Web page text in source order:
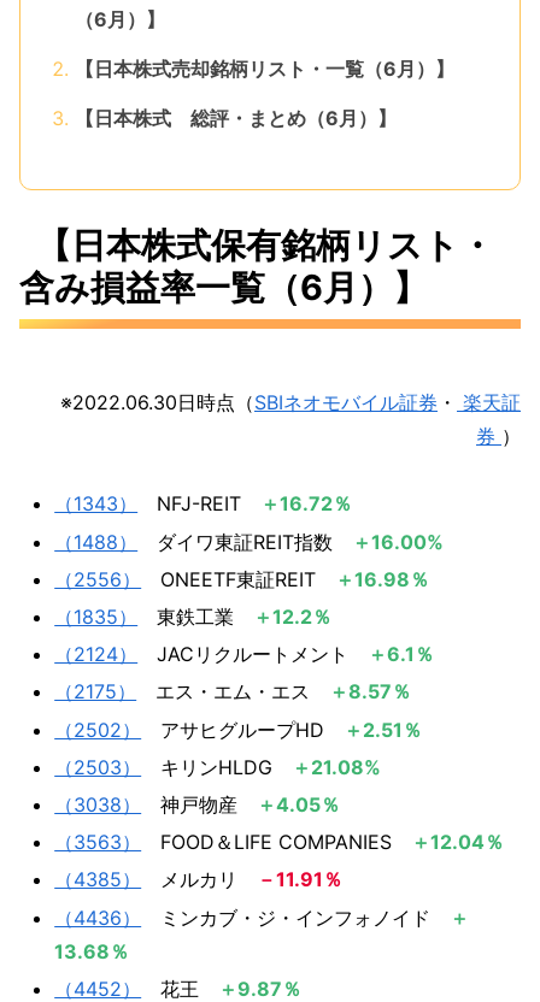
（6月）】
【日本株式売却銘柄リスト・一覧（6月）】
【日本株式 総評・まとめ（6月）】
【日本株式保有銘柄リスト・
含み損益率一覧（6月）】
※2022.06.30日時点（SBIネオモバイル証券 ・ 楽天証
券 ）
（1343） ​ NFJ-REIT
＋16.72％​​​​​
（1488）
​ ダイワ東証REIT指数
＋16.00%​
（2556）
​ONEETF東証REIT
＋16.98％​
（1835）
東鉄工業
＋12.2％
（2124）
JACリクルートメント
＋6.1％
（2175）
エス・エム・エス
＋8.57％
（2502）
アサヒグループHD
＋2.51％
（2503）
​ キリンHLDG
＋21.08%​​​​​​​​​​​
（3038）
神戸物産
＋4.05％
（3563）
FOOD＆LIFE COMPANIES
＋12.04％
（4385）
メルカリ
－11.91％
（4436）
ミンカブ・ジ・インフォノイド
＋
13.68％
（4452）
花王
＋9.87％